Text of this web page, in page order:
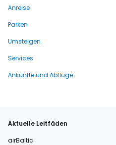
Anreise
Parken
Umsteigen
Services
Ankünfte und Abflüge
Aktuelle Leitfäden
airBaltic